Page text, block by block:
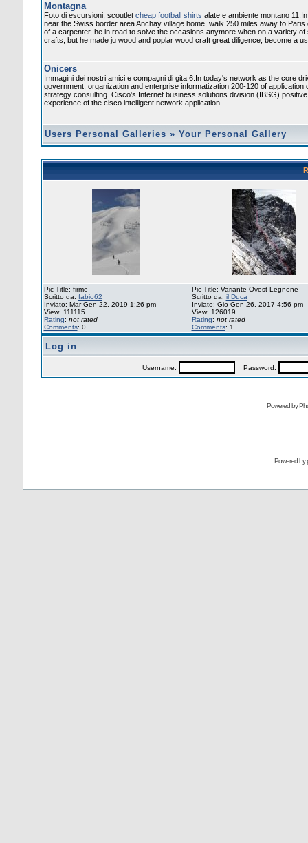
Montagna
Foto di escursioni, scoutlet cheap football shirts alate e ambiente montano
near the Swiss border area Anchay village home, walk 250 miles away to
of a carpenter, he in road to solve the occasions anymore when on a variety
crafts, but he made ju wood and poplar wood craft great diligence, become a
Onicers
Immagini dei nostri amici e compagni di gita 6.In today's network as the core
government, organization and enterprise informatization 200-120 of application
strategy consulting. Cisco's Internet business solutions division (IBSG)
experience of the cisco intelligent network application.
Users Personal Galleries » Your Personal Gallery
Pic Title: firme
Scritto da: fabio62
Inviato: Mar Gen 22, 2019 1:26 pm
View: 111115
Rating: not rated
Comments: 0
Pic Title: Variante Ovest Legnone
Scritto da: il Duca
Inviato: Gio Gen 26, 2017 4:56 pm
View: 126019
Rating: not rated
Comments: 1
Log in
Username: Password:
Powered by
Powered by